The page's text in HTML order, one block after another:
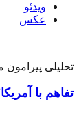
ویدئو
عکس
تحلیلی پیرامون
تفاهم با